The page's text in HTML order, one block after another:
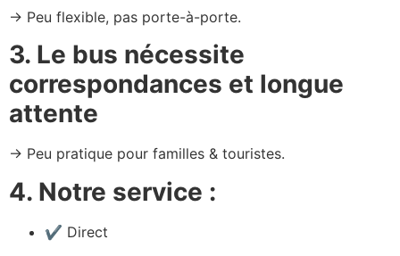
→ Peu flexible, pas porte-à-porte.
3. Le bus nécessite
correspondances et longue
attente
→ Peu pratique pour familles & touristes.
4. Notre service :
✔ Direct